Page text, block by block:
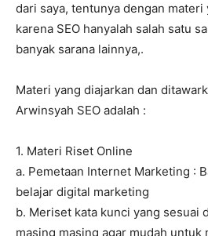
dari saya, tentunya dengan materi
karena SEO hanyalah salah satu
banyak sarana lainnya,.
Materi yang diajarkan dan
Arwinsyah SEO adalah :
1. Materi Riset Online
a. Pemetaan Internet Marketing :
belajar digital marketing
b. Meriset kata kunci yang sesuai
masing masing agar mudah untuk